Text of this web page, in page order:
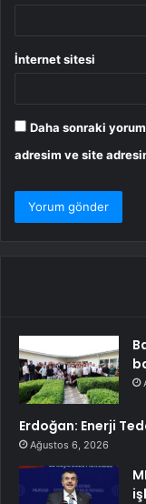
İnternet sitesi
Daha sonraki
adresim ve site
Erdoğan: Enerji
Ağustos 6, 2026